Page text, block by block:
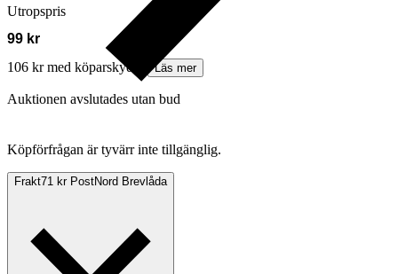
Utropspris
99 kr
106 kr med köparskydd.
Läs mer
Auktionen avslutades utan bud
Köpförfrågan är tyvärr inte tillgänglig.
Frakt71 kr PostNord Brevlåda